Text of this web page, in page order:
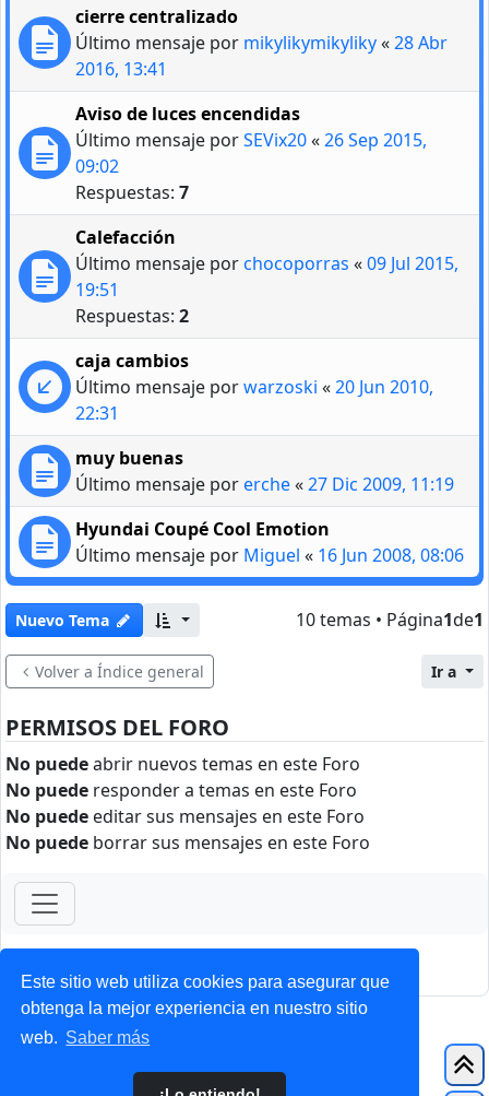
Este sitio web utiliza cookies para asegurar que
obtenga la mejor experiencia en nuestro sitio
web. Saber más
cierre centralizado
Último mensaje por mikylikymikyliky«28 Abr
2016, 13:41
Aviso de luces encendidas
Último mensaje porSEVix20«26 Sep 2015,
09:02
Respuestas: 7
Calefacción
Último mensaje porchocoporras «09 Jul 2015,
19:51
Respuestas: 2
caja cambios
Último mensaje porwarzoski «20 Jun 2010,
22:31
muy buenas
Último mensaje porerche«27 Dic 2009, 11:19
Hyundai Coupé Cool Emotion
Último mensaje por Miguel « 16 Jun 2008, 08:06
Nuevo Tema 10 temas • Página1de1
Volver a Índice general Ir a
PERMISOS DEL FORO
No puedeabrir nuevos temas en este Foro
No puede responder a temas en este Foro
No puede editar sus mensajes en este Foro
No puede borrar sus mensajes en este Foro
ForoClub 2025
Privacidad| Condiciones